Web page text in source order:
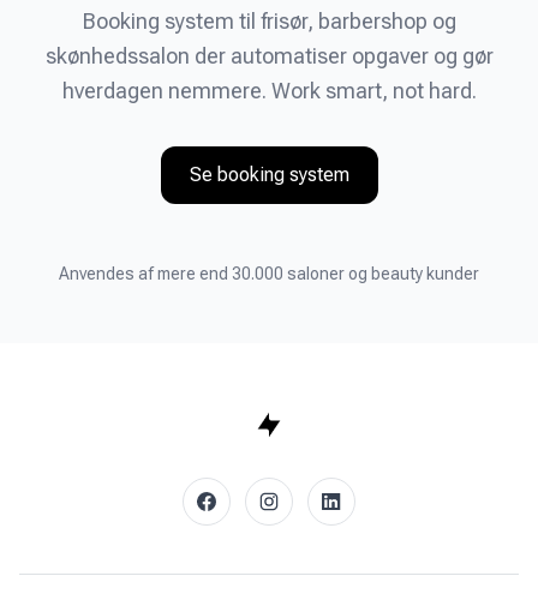
Booking system til frisør, barbershop og
skønhedssalon der automatiser opgaver og gør
hverdagen nemmere. Work smart, not hard.
Se booking system
Anvendes af mere end 30.000 saloner og beauty kunder
facebookinstagramlinkedin